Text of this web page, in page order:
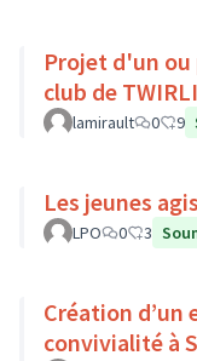
Projet d'un ou
club de
lamirault 0 9
Les jeunes
LPO 0 3
Création d’un
convivialité à